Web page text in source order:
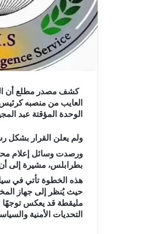
كشف مصدر مطلع أن
العايب من منصبه كرئيس
الوحدة المؤقتة عبد
ولم يعلن القرار بشكل
ورصدت وسائل إعلام
بطرابلس، مشيرة إلى
هذه الخطوة تأتي في
حيث يُنظر إلى جهاز
مليقطة قد يعكس توجهًا
التحديات الأمنية